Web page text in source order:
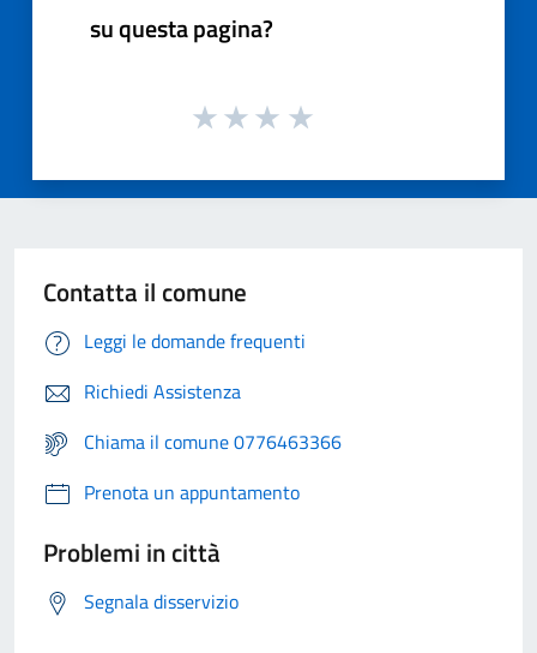
su questa pagina?
Contatta il comune
Leggi le domande frequenti
Richiedi Assistenza
Chiama il comune 0776463366
Prenota un appuntamento
Problemi in città
Segnala disservizio